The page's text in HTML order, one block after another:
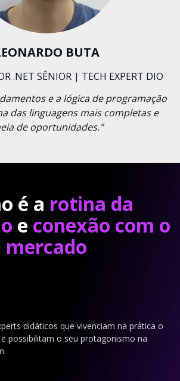
BUTA
.NET SÊNIOR | TECH EXPERT DIO
e a lógica de programação
das linguagens mais completas e
de oportunidades."
é a rotina da
e conexão com o
mercado
didáticos que vivenciam na prática o
possibilitam o seu protagonismo na